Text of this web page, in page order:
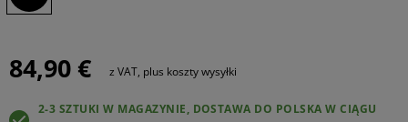
84,90 € z VAT, plus koszty wysyłki
2-3 SZTUKI W MAGAZYNIE, DOSTAWA DO POLSKA W CIĄGU